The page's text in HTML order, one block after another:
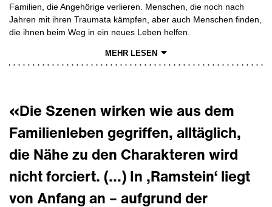
Familien, die Angehörige verlieren. Menschen, die noch nach
Jahren mit ihren Traumata kämpfen, aber auch Menschen finden,
die ihnen beim Weg in ein neues Leben helfen.
MEHR LESEN
«Die Szenen wirken wie aus dem
Familienleben gegriffen, alltäglich,
die Nähe zu den Charakteren wird
nicht forciert. (...) In ‚Ramstein‘ liegt
von Anfang an – aufgrund der